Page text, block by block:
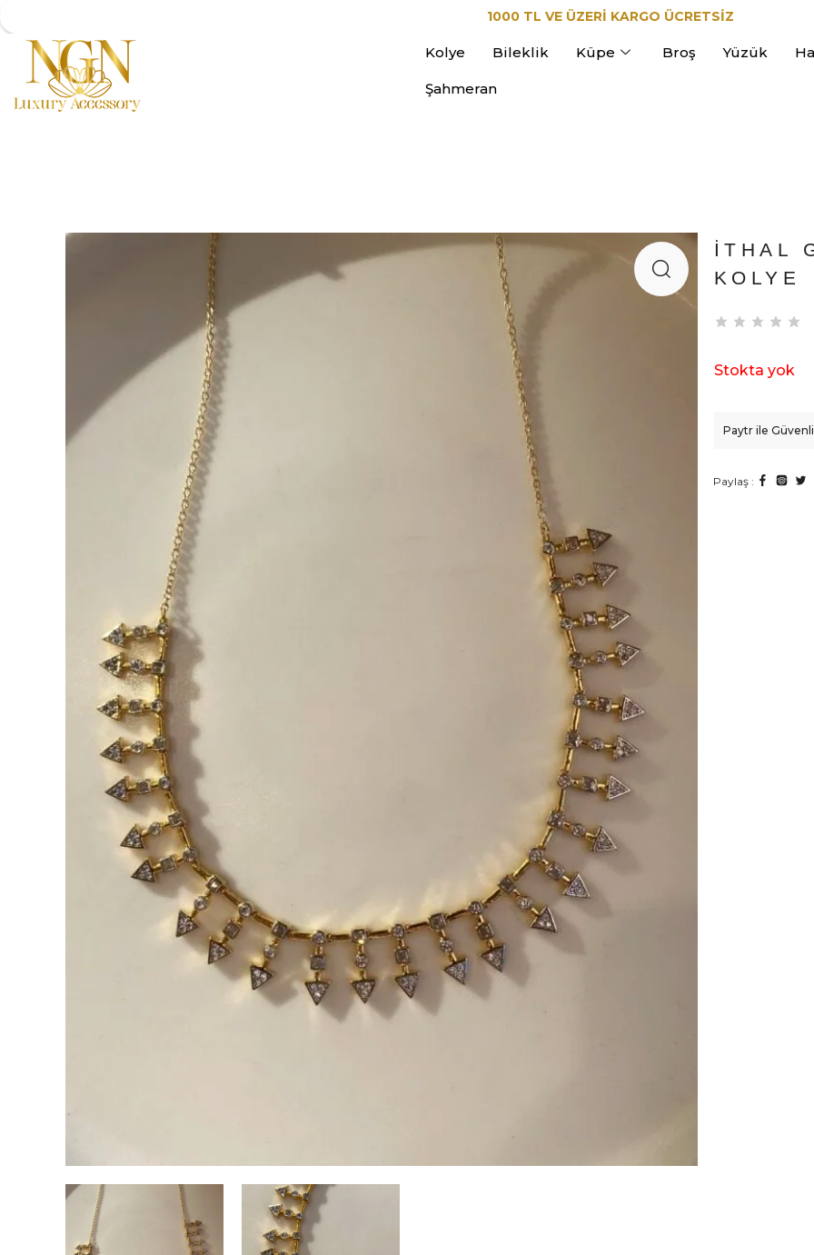
1000 TL VE ÜZERİ KARGO ÜCRETSİZ
Kolye Bileklik Küpe Broş Yüzük
Şahmeran
İTHAL
KOLYE
Stokta yok
Paytr ile
Paylaş :